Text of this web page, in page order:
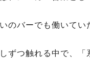
のバーでも働いてい
ずつ触れる中で、「